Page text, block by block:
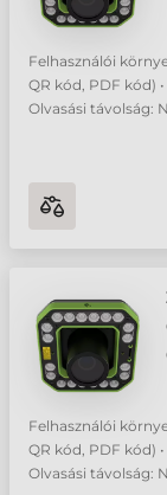
Felhasználói
QR kód, PDF kód)
Olvasási távolság:
Felhasználói
QR kód, PDF kód)
Olvasási távolság: